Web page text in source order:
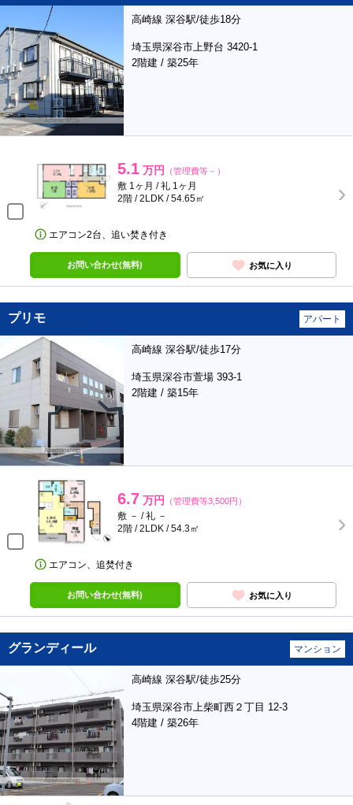
高崎線 深谷駅/徒歩18分
埼玉県深谷市上野台 3420-1
2階建 / 築25年
5.1 万円 （管理費等－）
敷 1ヶ月 / 礼 1ヶ月
2階 / 2LDK / 54.65㎡
エアコン2台、追い焚き付き
お問い合わせ(無料) お気に入り
プリモ アパート
高崎線 深谷駅/徒歩17分
埼玉県深谷市萱場 393-1
2階建 / 築15年
6.7 万円 （管理費等3,500円）
敷 － / 礼 －
2階 / 2LDK / 54.3㎡
エアコン、追焚付き
お問い合わせ(無料) お気に入り
グランディール マンション
高崎線 深谷駅/徒歩25分
埼玉県深谷市上柴町西２丁目 12-3
4階建 / 築26年